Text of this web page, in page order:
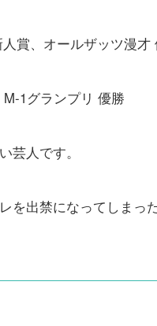
賞、オールザッツ漫才
1グランプリ 優勝
芸人です。
を出禁になってしまっ